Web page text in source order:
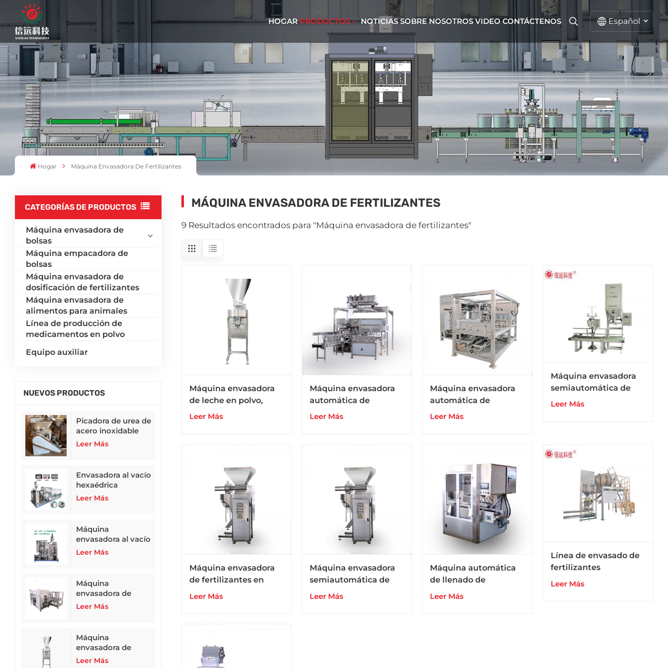
HOGAR PRODUCTOS NOTICIAS SOBRE NOSOTROS VIDEO CONTÁCTENOS Español
English
русский
Hogar Máquina Envasadora De Fertilizantes
CATEGORÍAS DE PRODUCTOS
Máquina envasadora de
bolsas
Máquina empacadora de
bolsas
Máquina envasadora de
dosificación de fertilizantes
Máquina envasadora de
alimentos para animales
Línea de producción de
medicamentos en polvo
Equipo auxiliar
NUEVOS PRODUCTOS
Picadora de urea de
acero inoxidable
304
Leer Más
Envasadora al vacío
hexaédrica
totalmente
Leer Más
Máquina
envasadora al vacío
hexaédrica
Leer Más
Máquina
envasadora de
alimento para
automática de 10 a
50 kg
Leer Más
Máquina
envasadora de
leche en polvo,
Leer Más
MÁQUINA ENVASADORA DE FERTILIZANTES
9 Resultados encontrados para "Máquina envasadora de fertilizantes"
Máquina envasadora
de leche en polvo,
fertilizante en polvo y
Leer Más
Máquina envasadora
automática de
fertilizantes en polvo
Leer Más
Máquina envasadora
automática de
fertilizantes
Leer Más
Máquina envasadora
semiautomática de
fertilizantes NPK de
Leer Más
Máquina envasadora
de fertilizantes en
polvo solubles en agua
Leer Más
Máquina envasadora
semiautomática de
fertilizantes en polvo
Leer Más
Máquina automática
de llenado de
fertilizantes foliares
Leer Más
Línea de envasado de
fertilizantes
granulares
Leer Más